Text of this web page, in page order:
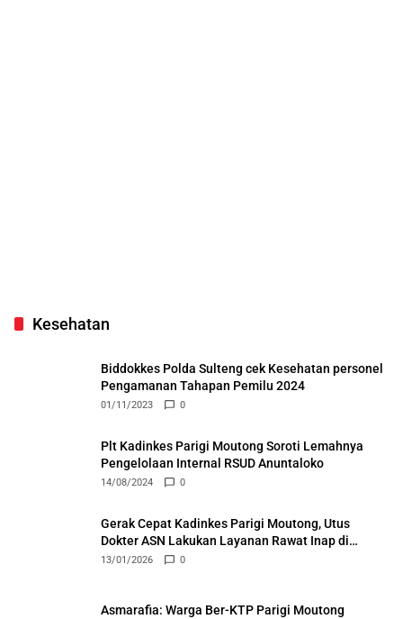
Kesehatan
Biddokkes Polda Sulteng cek Kesehatan personel
Pengamanan Tahapan Pemilu 2024
01/11/2023 0
Plt Kadinkes Parigi Moutong Soroti Lemahnya
Pengelolaan Internal RSUD Anuntaloko
14/08/2024 0
Gerak Cepat Kadinkes Parigi Moutong, Utus
Dokter ASN Lakukan Layanan Rawat Inap di
Puskesmas Ongka
13/01/2026 0
Asmarafia: Warga Ber-KTP Parigi Moutong